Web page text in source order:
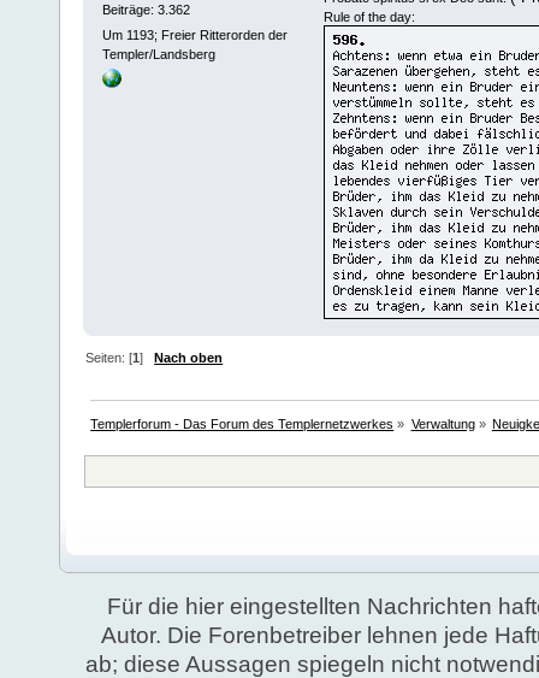
Beiträge: 3.362
Um 1193; Freier Ritterorden der
Templer/Landsberg
Rule of the day:
Seiten: [1]Nach oben
Templerforum - Das Forum des Templernetzwerkes » Verwaltung»
Für die hier eingestellten Nachrichten
Autor. Die Forenbetreiber lehnen jede
ab; diese Aussagen spiegeln nicht